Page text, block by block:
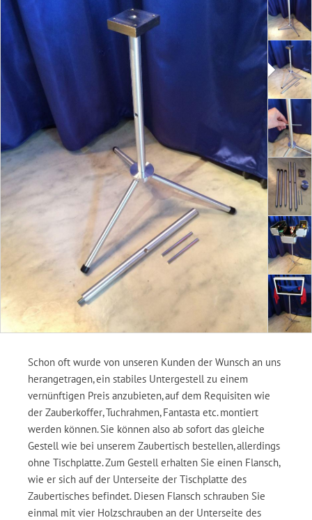
Schon oft wurde von unseren Kunden der Wunsch an uns
herangetragen, ein stabiles Untergestell zu einem
vernünftigen Preis anzubieten, auf dem Requisiten wie
der Zauberkoffer, Tuchrahmen, Fantasta etc. montiert
werden können. Sie können also ab sofort das gleiche
Gestell wie bei unserem Zaubertisch bestellen, allerdings
ohne Tischplatte. Zum Gestell erhalten Sie einen Flansch,
wie er sich auf der Unterseite der Tischplatte des
Zaubertisches befindet. Diesen Flansch schrauben Sie
einmal mit vier Holzschrauben an der Unterseite des